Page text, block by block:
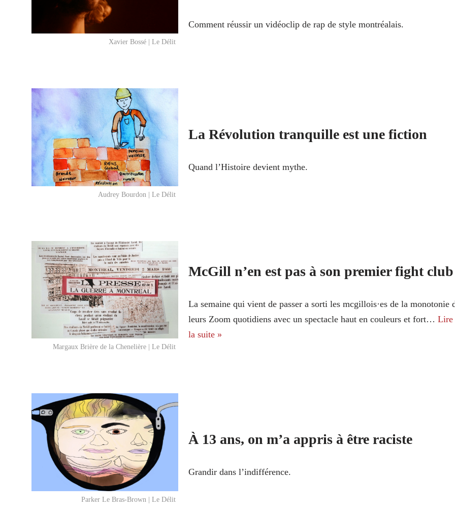
Xavier Bossé | Le Délit
Comment réussir un vidéoclip de rap de style montréalais.
Audrey Bourdon | Le Délit
La Révolution tranquille est une fiction
Quand l’Histoire devient mythe.
Margaux Brière de la Chenelière | Le Délit
McGill n’en est pas à son premier fight club
La semaine qui vient de passer a sorti les mcgillois·es de la monotonie
leurs Zoom quotidiens avec un spectacle haut en couleurs et fort… Lire
la suite »
Parker Le Bras-Brown | Le Délit
À 13 ans, on m’a appris à être raciste
Grandir dans l’indifférence.